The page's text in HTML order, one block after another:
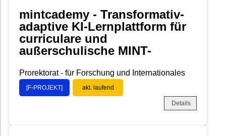
mintcademy - Transformativ-
adaptive KI-Lernplattform für
curriculare und
außerschulische MINT-
Prorektorat - für Forschung und Internationales
[F-PROJEKT] akt. laufend
Details